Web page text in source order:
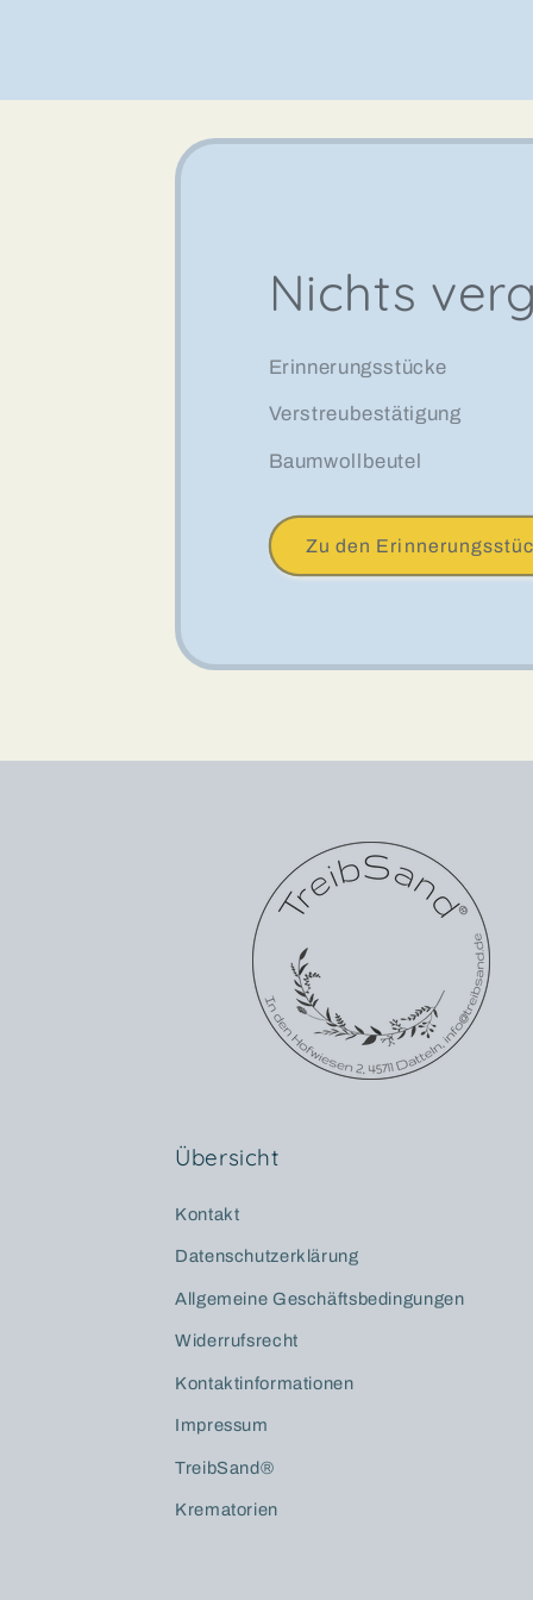
Nichts
Erinnerungsstücke
Verstreubestätigung
Baumwollbeutel
Zu den
Übersicht
Kontakt
Datenschutzerklärung
Allgemeine Geschäftsbedingungen
Widerrufsrecht
Kontaktinformationen
Impressum
TreibSand®
Krematorien